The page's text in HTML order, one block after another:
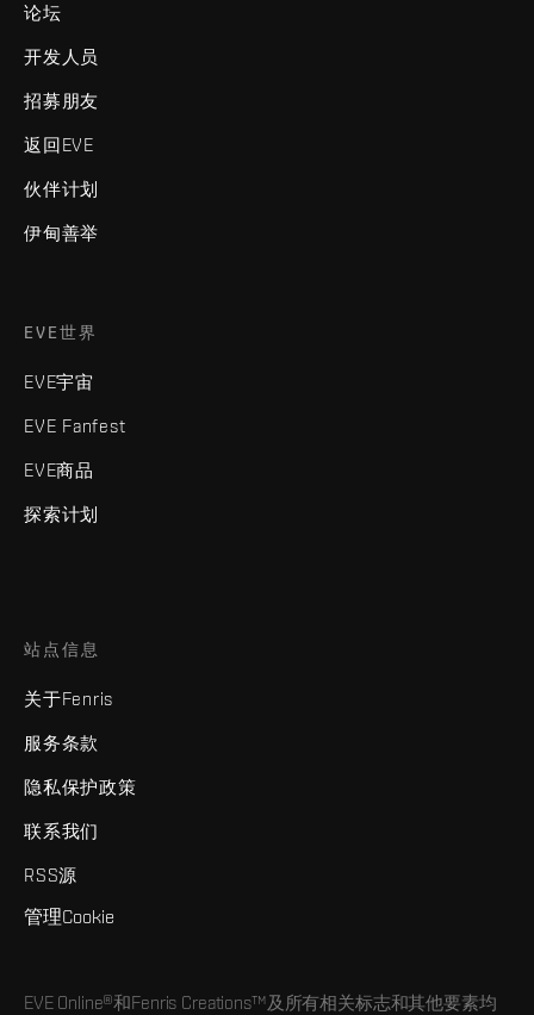
论坛
开发人员
招募朋友
返回EVE
伙伴计划
伊甸善举
EVE世界
EVE宇宙
EVE Fanfest
EVE商品
探索计划
站点信息
关于Fenris
服务条款
隐私保护政策
联系我们
RSS源
管理Cookie
EVE Online®和Fenris Creations™及所有相关标志和其他要素均